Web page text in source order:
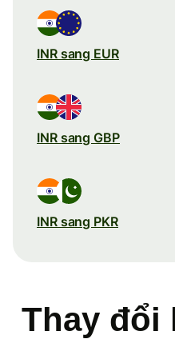
INR sang EUR
INR sang GBP
INR sang PKR
Thay đổi